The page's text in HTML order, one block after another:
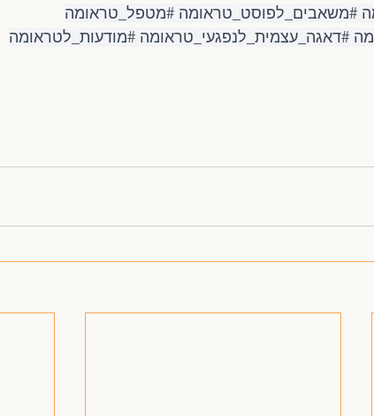
#משאבים_לפוסט_טראומה #מטפל_טראומה
#דאגה_עצמית_לנפגעי_טראומה #מודעות_לטראומה